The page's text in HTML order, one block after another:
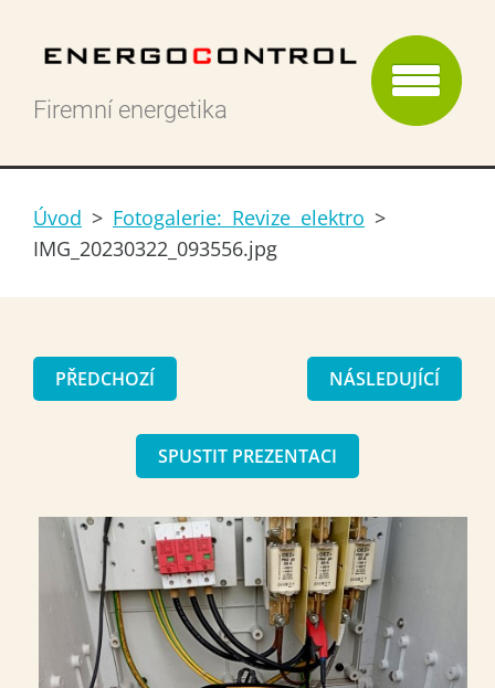
Firemní energetika
Úvod > Fotogalerie: Revize elektro >
IMG_20230322_093556.jpg
PŘEDCHOZÍ NÁSLEDUJÍCÍ
SPUSTIT PREZENTACI